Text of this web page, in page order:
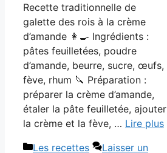
Recette traditionnelle de
galette des rois à la crème
d’amande 👩‍🍳 Ingrédients :
pâtes feuilletées, poudre
d’amande, beurre, sucre, œufs,
fève, rhum 🔪 Préparation :
préparer la crème d’amande,
étaler la pâte feuilletée, ajouter
la crème et la fève, … Lire plus
Catégories
Les recettes
Laisser un